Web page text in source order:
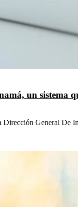
un sistema
Dirección General